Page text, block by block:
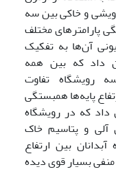
و خاکی بین سه
پارامترهای مختلف
آن‌ها به تفکیک
داد که بین همه
رویشگاه تفاوت
پایه‌ها همبستگی
که در رویشگاه
آلی و پتاسیم خاک
بین ارتفاع
بسیار قوی‌ دیده